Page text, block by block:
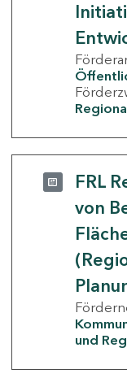
FRL
von
und